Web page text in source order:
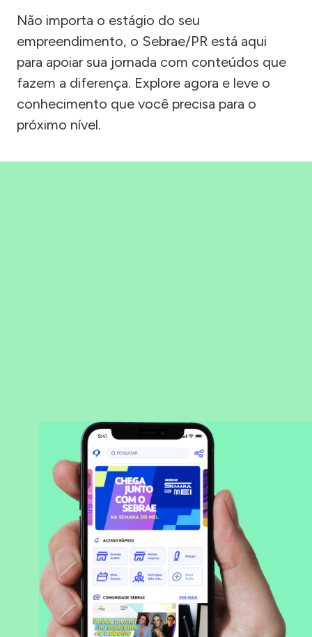
Não importa o estágio do seu
empreendimento, o Sebrae/PR está aqui
para apoiar sua jornada com conteúdos que
fazem a diferença. Explore agora e leve o
conhecimento que você precisa para o
próximo nível.